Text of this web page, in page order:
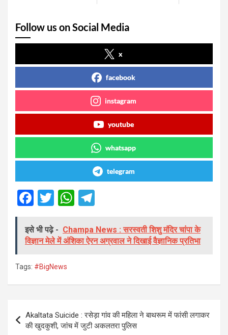
Follow us on Social Media
x
facebook
instagram
youtube
whatsapp
telegram
F
ce
b
o
o
T
tt
er
W
at
s
p
e
gr
m
इसे भी पढ़े - Champa News : सरस्वती शिशु मंदिर चांपा के
विज्ञान मेले में अंशिका ऐरन अग्रवाल ने दिखाई वैज्ञानिक प्रतिभा
Tags: #BigNews
navigation
Akaltata Suicide : रसेड़ा गांव की महिला ने बाथरूम में फांसी लगाकर
की खुदकुशी, जांच में जुटी अकलतरा पुलिस